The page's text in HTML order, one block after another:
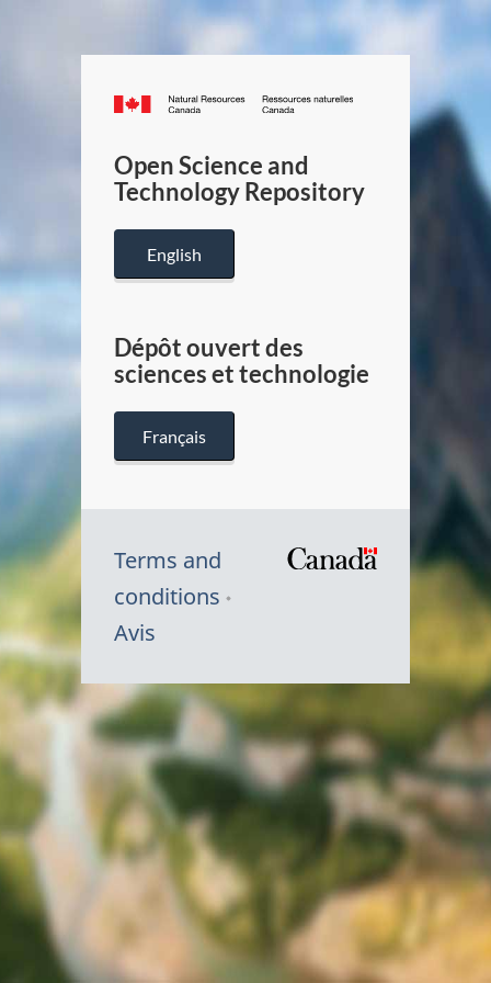
Canada.ca
/
Canada
Open Science and
Technology Repository
English
Dépôt ouvert des
sciences et technologie
Français
Terms and
conditions
Avis
Canada